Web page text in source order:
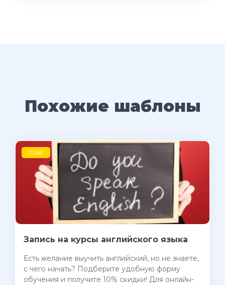
Похожие шаблоны
Gold
Запись на курсы английского языка
Есть желание выучить английский, но не знаете,
с чего начать? Подберите удобную форму
обучения и получите 10% скидки! Для онлайн-